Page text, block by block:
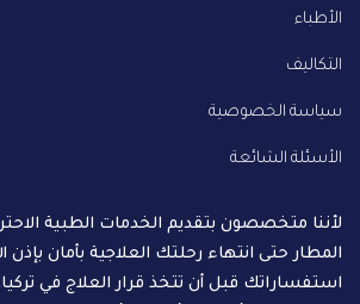
الأطباء
التكاليف
سياسة الخصوصية
الأسئلة الشائعة
لأننا متخصصون بتقديم الخدمات الطبية
المطار حتى انتهاء رحلتك العلاجية بأمان
استفساراتك قبل أن تتخذ قرار العلاج في